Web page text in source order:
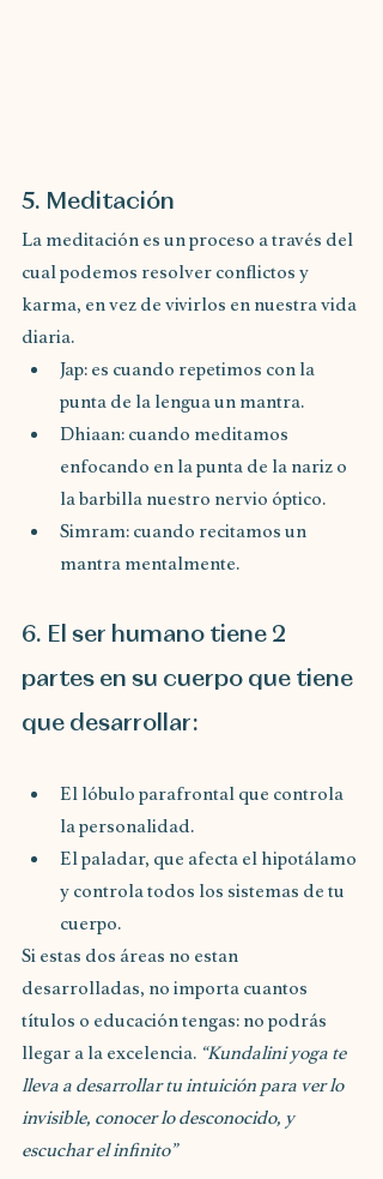
5. Meditación
La meditación es un proceso a través del
cual podemos resolver conflictos y
karma, en vez de vivirlos en nuestra vida
diaria.
Jap: es cuando repetimos con la
punta de la lengua un mantra.
Dhiaan: cuando meditamos
enfocando en la punta de la nariz o
la barbilla nuestro nervio óptico.
Simram: cuando recitamos un
mantra mentalmente.
6. El ser humano tiene 2
partes en su cuerpo que tiene
que desarrollar:
El lóbulo parafrontal que controla
la personalidad.
El paladar, que afecta el hipotálamo
y controla todos los sistemas de tu
cuerpo.
Si estas dos áreas no estan
desarrolladas, no importa cuantos
títulos o educación tengas: no podrás
llegar a la excelencia. “Kundalini yoga te
lleva a desarrollar tu intuición para ver lo
invisible, conocer lo desconocido, y
escuchar el infinito”